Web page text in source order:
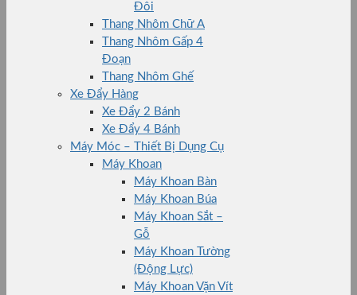
Đôi
Thang Nhôm Chữ A
Thang Nhôm Gấp 4
Đoạn
Thang Nhôm Ghế
Xe Đẩy Hàng
Xe Đẩy 2 Bánh
Xe Đẩy 4 Bánh
Máy Móc – Thiết Bị Dụng Cụ
Máy Khoan
Máy Khoan Bàn
Máy Khoan Búa
Máy Khoan Sắt –
Gỗ
Máy Khoan Tường
(Động Lực)
Máy Khoan Vặn Vít